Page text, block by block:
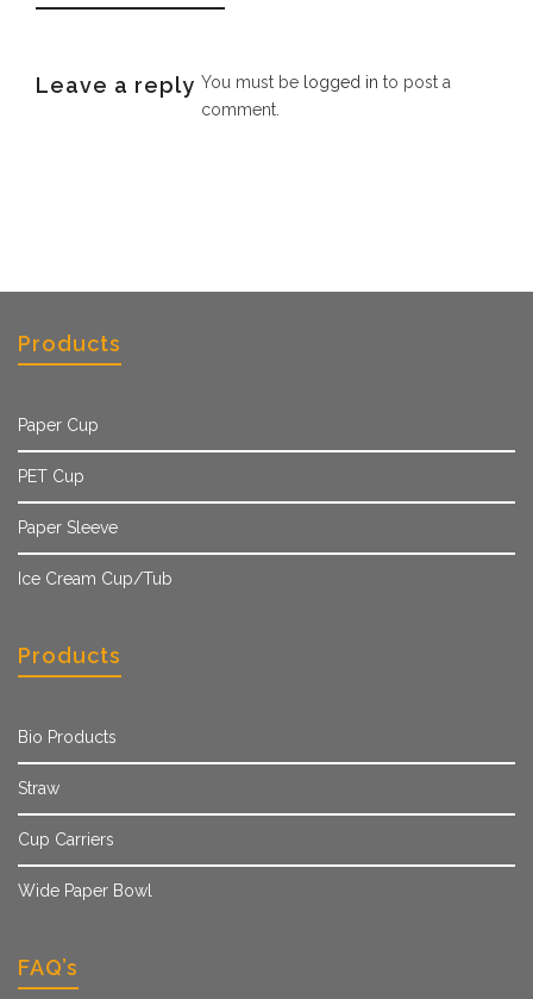
Leave a reply You must be logged in to post a
comment.
Products
Paper Cup
PET Cup
Paper Sleeve
Ice Cream Cup/Tub
Products
Bio Products
Straw
Cup Carriers
Wide Paper Bowl
FAQ’s